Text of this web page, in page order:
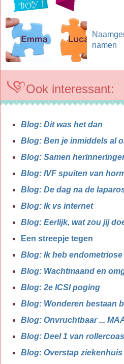
namen
Ook interessant:
Blog: Dit was het dan
Blog: Ben je inmiddels al
Blog: Samen
Blog: IVF spuiten van
Blog: De dag na de
Blog: Ik vs internet
Blog: Eerlijk, wat zou jij
Een streepje tegen
Blog: Ik heb endometriose
Blog: Wachtmaand en
Blog: 2e ICSI poging
Blog: Wonderen bestaan
Blog: Onvruchtbaar ...
Blog: Deel 1 van
Blog: Overstap ziekenhuis